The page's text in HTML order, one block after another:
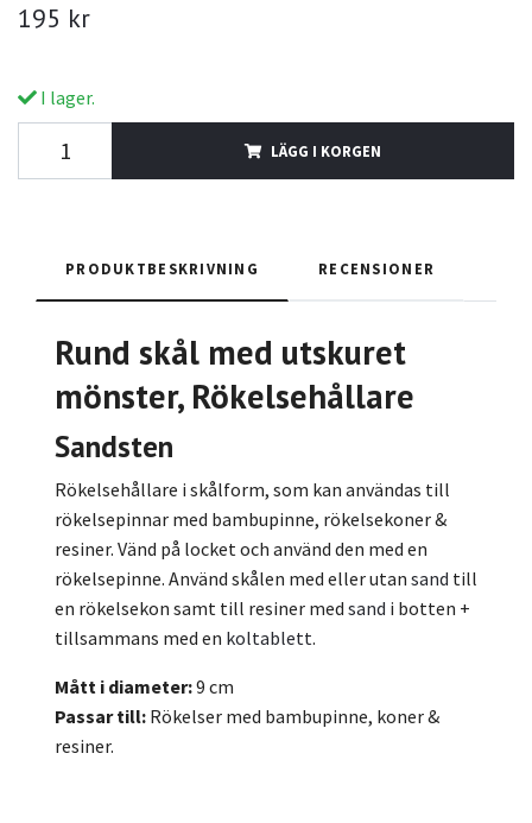
195 kr
I lager.
LÄGG I KORGEN
PRODUKTBESKRIVNING RECENSIONER
Rund skål med utskuret
mönster, Rökelsehållare
Sandsten
Rökelsehållare i skålform, som kan användas till
rökelsepinnar med bambupinne, rökelsekoner &
resiner. Vänd på locket och använd den med en
rökelsepinne. Använd skålen med eller utan sand till
en rökelsekon samt till resiner med sand i botten +
tillsammans med en koltablett.
Mått i diameter:9 cm
Passar till: Rökelser med bambupinne, koner &
resiner.